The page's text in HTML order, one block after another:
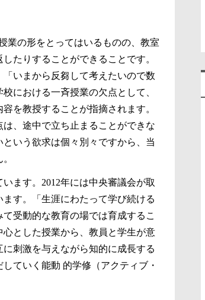
業の形をとってはいるものの、教室
たりすることができることです。
いまから反芻して考えたいので数
における一斉授業の欠点として、
を教授することが指摘されます。
、途中で立ち止まることができな
いう欲求は個々別々ですから、当
ます。2012年には中央審議会が取
す。「生涯にわたって学び続ける
受動的な教育の場では育成するこ
とした授業から、教員と学生が意
刺激を与えながら知的に成長する
ていく能動 的学修（アクティブ・